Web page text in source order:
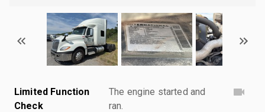
Limited Function
Check
The engine started and
ran.